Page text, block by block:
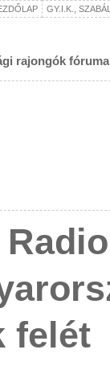
GY.I.K.,
rajongók fóruma
felét